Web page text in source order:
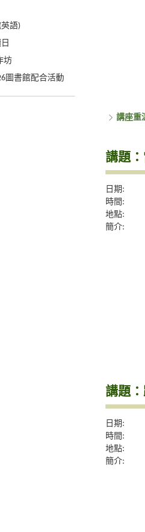
語)
坊
圖書館配合活動
講座重
講題
日期:
時間:
地點:
簡介:
講題
日期:
時間:
地點:
簡介: